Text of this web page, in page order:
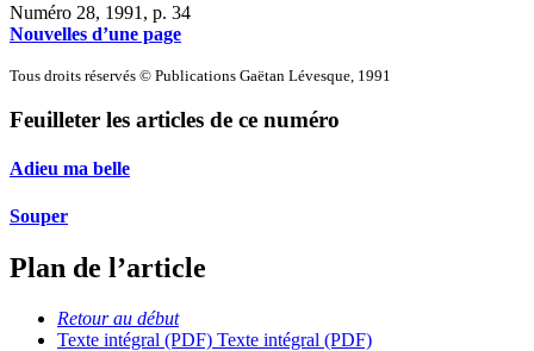
Numéro 28, 1991 , p. 34
Nouvelles d’une page
Tous droits réservés © Publications Gaëtan Lévesque, 1991
Feuilleter les articles de ce numéro
Adieu ma belle
Souper
Plan de l’article
Retour au début
Texte intégral (PDF) Texte intégral (PDF)